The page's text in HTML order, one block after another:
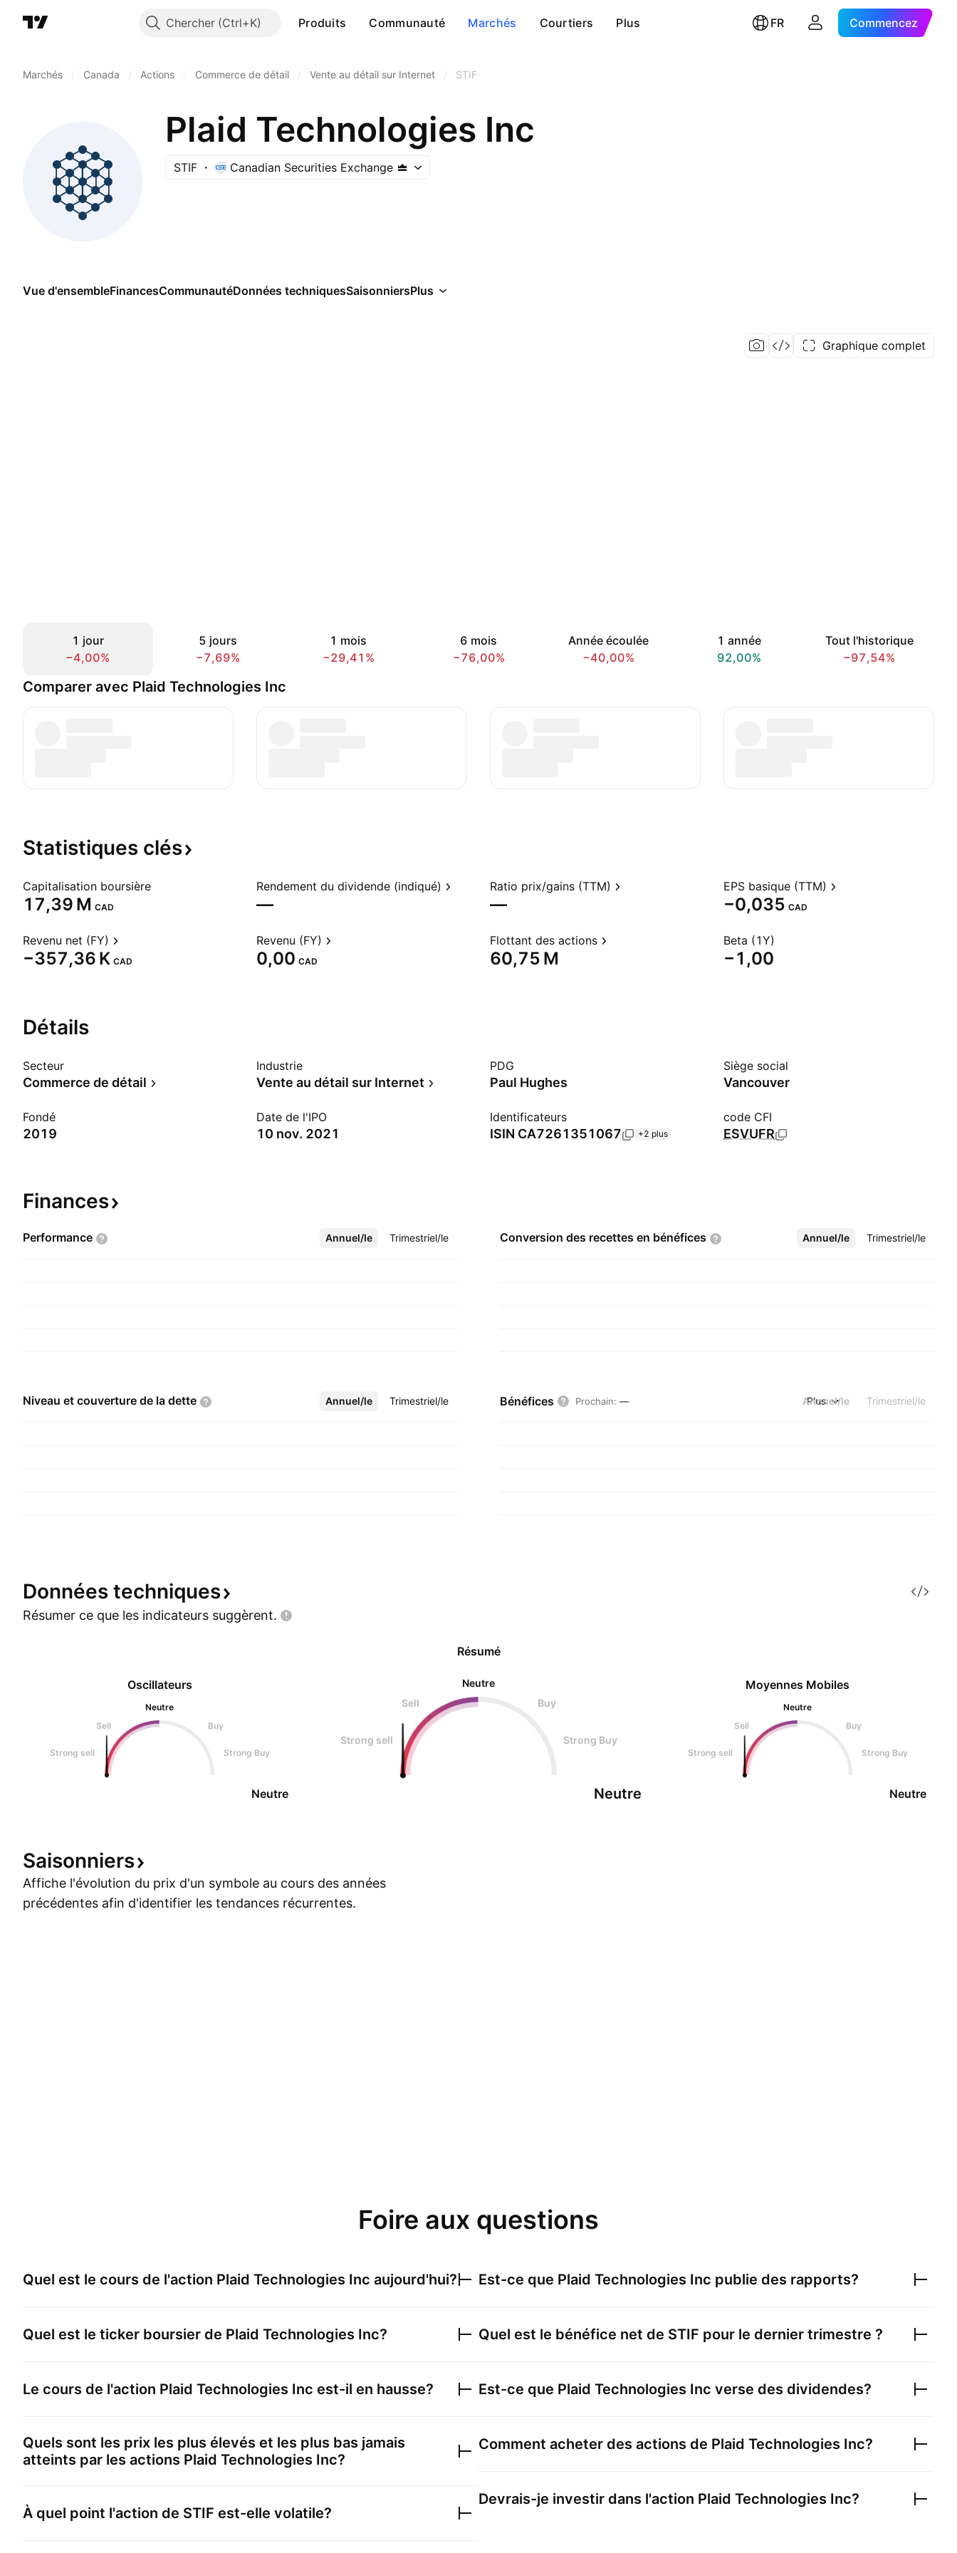
Chercher Produits Communauté Marchés Courtiers Plus FR Commencez
Marchés Canada Actions Commerce de détail Vente au détail sur Internet STIF
Plaid Technologies Inc
STIF Canadian Securities Exchange
Vue d'ensembleFinancesCommunautéDonnées techniquesSaisonniersPlus
Graphique complet
1 jour
−4,00%
5 jours
−7,69%
1 mois
−29,41%
6 mois
−76,00%
Année écoulée
−40,00%
1 année
92,00%
Tout l'historique
−97,54%
Comparer avec Plaid Technologies Inc
Statistiques clés
Capitalisation boursière
‪17,39 M‬ CAD
Rendement du dividende (indiqué)
—
Ratio prix/gains (TTM)
—
EPS basique (TTM)
−0,035 CAD
Revenu net (FY)
‪−357,36 K‬ CAD
Revenu (FY)
0,00 CAD
Flottant des actions
‪60,75 M‬
Beta (1Y)
−1,00
Détails
Secteur
Commerce de détail
Industrie
Vente au détail sur Internet
PDG
Paul Hughes
Siège social
Vancouver
Fondé
2019
Date de l'IPO
10 nov. 2021
Identificateurs
ISIN CA7261351067 +2 plus
code CFI
ESVUFR
Finances
Performance Annuel/le Trimestriel/le
Plus Conversion des recettes en bénéfices Annuel/le Trimestriel/le
Plus
Niveau et couverture de la dette Annuel/le Trimestriel/le
Plus Bénéfices Prochain: — Annuel/le Trimestriel/le
Plus
Données techniques
Résumer ce que les indicateurs suggèrent.
Oscillateurs
Neutre
Sell
Buy
Strong sell Strong Buy
Neutre
Résumé
Neutre
Sell
Buy
Strong sell Strong Buy
Neutre
Moyennes Mobiles
Neutre
Sell
Buy
Strong sell Strong Buy
Neutre
Saisonniers
Affiche l'évolution du prix d'un symbole au cours des années
précédentes afin d'identifier les tendances récurrentes.
Foire aux questions
Quel est le cours de l'action Plaid Technologies Inc aujourd'hui?
Quel est le ticker boursier de Plaid Technologies Inc?
Le cours de l'action Plaid Technologies Inc est-il en hausse?
Quels sont les prix les plus élevés et les plus bas jamais
atteints par les actions Plaid Technologies Inc?
À quel point l'action de STIF est-elle volatile?
Est-ce que Plaid Technologies Inc publie des rapports?
Quel est le bénéfice net de STIF pour le dernier trimestre ?
Est-ce que Plaid Technologies Inc verse des dividendes?
Comment acheter des actions de Plaid Technologies Inc?
Devrais-je investir dans l'action Plaid Technologies Inc?